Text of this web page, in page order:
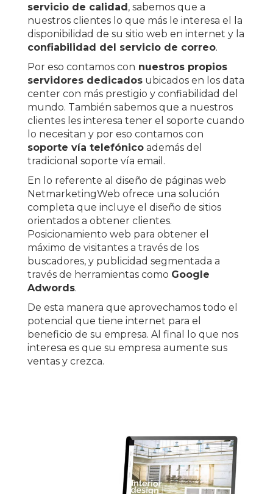
servicio de calidad, sabemos que a
nuestros clientes lo que más le interesa el la
disponibilidad de su sitio web en internet y la
confiabilidad del servicio de correo.
Por eso contamos con nuestros propios
servidores dedicados ubicados en los data
center con más prestigio y confiabilidad del
mundo. También sabemos que a nuestros
clientes les interesa tener el soporte cuando
lo necesitan y por eso contamos con
soporte vía telefónico además del
tradicional soporte vía email.
En lo referente al diseño de páginas web
NetmarketingWeb ofrece una solución
completa que incluye el diseño de sitios
orientados a obtener clientes.
Posicionamiento web para obtener el
máximo de visitantes a través de los
buscadores, y publicidad segmentada a
través de herramientas como Google
Adwords.
De esta manera que aprovechamos todo el
potencial que tiene internet para el
beneficio de su empresa. Al final lo que nos
interesa es que su empresa aumente sus
ventas y crezca.